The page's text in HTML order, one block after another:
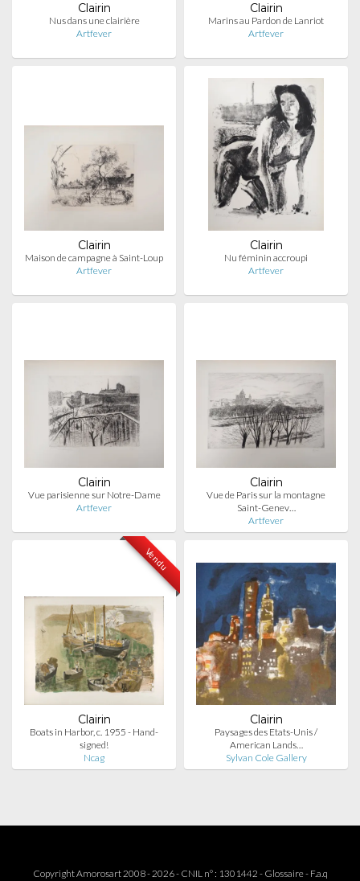
Clairin
Nus dans une clairière
Artfever
Clairin
Marins au Pardon de Lanriot
Artfever
Clairin
Maison de campagne à Saint-Loup
Artfever
Clairin
Nu féminin accroupi
Artfever
Clairin
Vue parisienne sur Notre-Dame
Artfever
Clairin
Vue de Paris sur la montagne
Saint-Genev…
Artfever
Vendu
Clairin
Boats in Harbor, c. 1955 - Hand-
signed!
Ncag
Clairin
Paysages des Etats-Unis /
American Lands…
Sylvan Cole Gallery
Copyright Amorosart 2008 - 2026 - CNIL n° : 1301442 - Glossaire- F.a.q